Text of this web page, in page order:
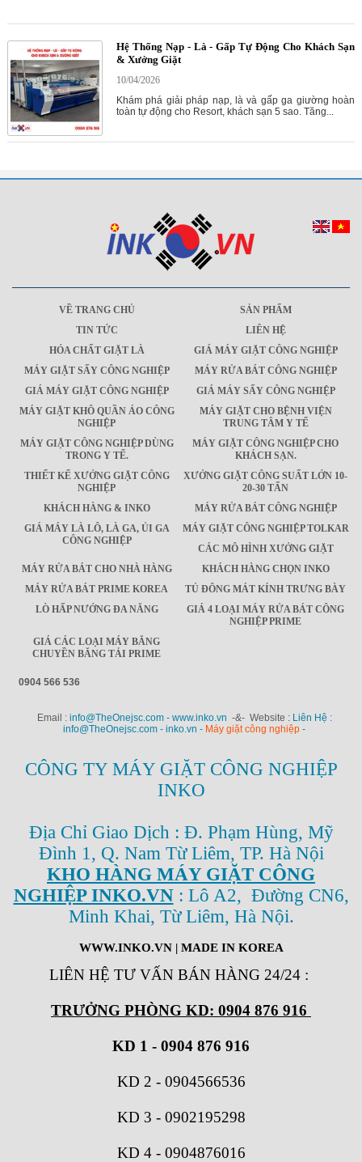
Hệ Thống Nạp - Là - Gấp Tự Động Cho Khách Sạn
& Xưởng Giặt
10/04/2026
Khám phá giải pháp nạp, là và gấp ga giường hoàn
toàn tự động cho Resort, khách sạn 5 sao. Tăng...
VỀ TRANG CHỦ
SẢN PHẨM
TIN TỨC
LIÊN HỆ
HÓA CHẤT GIẶT LÀ
GIÁ MÁY GIẶT CÔNG NGHIỆP
MÁY GIẶT SẤY CÔNG NGHIỆP
MÁY RỬA BÁT CÔNG NGHIỆP
GIÁ MÁY GIẶT CÔNG NGHIỆP
GIÁ MÁY SẤY CÔNG NGHIỆP
MÁY GIẶT KHÔ QUẦN ÁO CÔNG
NGHIỆP
MÁY GIẶT CHO BỆNH VIỆN
TRUNG TÂM Y TẾ
MÁY GIẶT CÔNG NGHIỆP DÙNG
TRONG Y TẾ.
MÁY GIẶT CÔNG NGHIỆP CHO
KHÁCH SẠN.
THIẾT KẾ XƯỞNG GIẶT CÔNG
NGHIỆP
XƯỞNG GIẶT CÔNG SUẤT LỚN 10-
20-30 TẤN
KHÁCH HÀNG & INKO
MÁY RỬA BÁT CÔNG NGHIỆP
GIÁ MÁY LÀ LÔ, LÀ GA, ỦI GA
CÔNG NGHIỆP
MÁY GIẶT CÔNG NGHIỆP TOLKAR
CÁC MÔ HÌNH XƯỞNG GIẶT
MÁY RỬA BÁT CHO NHÀ HÀNG
KHÁCH HÀNG CHỌN INKO
MÁY RỬA BÁT PRIME KOREA
TỦ ĐÔNG MÁT KÍNH TRƯNG BÀY
LÒ HẤP NƯỚNG ĐA NĂNG
GIÁ 4 LOẠI MÁY RỬA BÁT CÔNG
NGHIỆP PRIME
GIÁ CÁC LOẠI MÁY BĂNG
CHUYỀN BĂNG TẢI PRIME
0904 566 536
Email : info@TheOnejsc.com - www.inko.vn -&- Website : Liên Hệ :
info@TheOnejsc.com - inko.vn - Máy giặt công nghiệp -
CÔNG TY MÁY GIẶT CÔNG NGHIỆP
INKO
Địa Chỉ Giao Dịch : Đ. Phạm Hùng, Mỹ
Đình 1, Q. Nam Từ Liêm, TP. Hà Nội
KHO HÀNG MÁY GIẶT CÔNG
NGHIỆP INKO.VN: Lô A2, Đường CN6,
Minh Khai, Từ Liêm, Hà Nội.
WWW.INKO.VN| MADE IN KOREA
LIÊN HỆ TƯ VẤN BÁN HÀNG 24/24 :
TRƯỞNG PHÒNG KD: 0904 876 916
KD 1 - 0904 876 916
KD 2 - 0904566536
KD 3 - 0902195298
KD 4 - 0904876016